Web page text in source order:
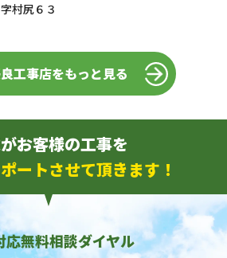
村尻６３
工事店をもっと見る
お客様の工事を
ートさせて頂きます！
応無料相談ダイヤル